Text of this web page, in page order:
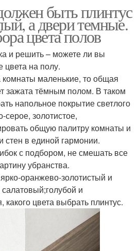
быть плинтус
а двери темные.
цвета полов
и решить – можете ли вы
цвета на полу.
комнаты маленькие, то общая
зажата тёмным полом. В таком
напольное покрытие светлого
серое, золотистое,
общую палитру комнаты и
стен в единой гармонии.
с подбором, не смешать все
убранства.
оранжево-золотистый и
и
цвета выбрать плинтус.